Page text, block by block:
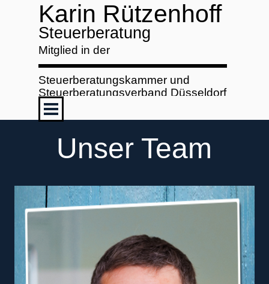
Direkt zum Seiteninhalt
Karin Rützenhoff
Mitglied in der
Steuerberatungskammer und
Steuerberatungsverband Düsseldorf
Menü überspringen
Steuerberatung
Unser Team